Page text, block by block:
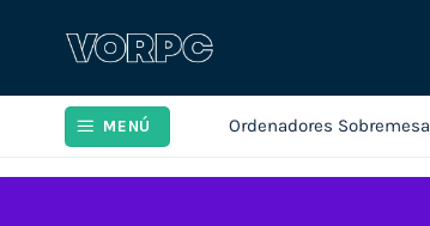
MENÚ Ordenadores Sobremesa